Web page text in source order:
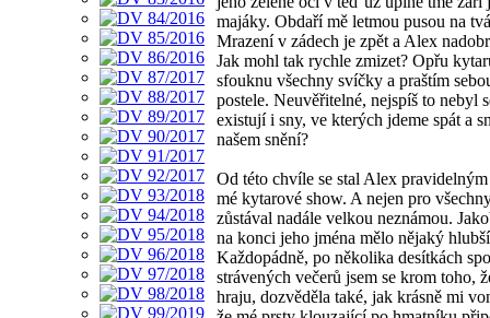
majáky. Obdaří mě letmou pusou na
Mrazení v zádech je zpět a Alex
Jak mohl tak rychle zmizet? Opřu
sfouknu všechny svíčky a praštím
postele. Neuvěřitelné, nejspíš to nebyl
existují i sny, ve kterých jdeme spát a
našem snění?
Od této chvíle se stal Alex pravidelným
mé kytarové show. A nejen pro
zůstával nadále velkou neznámou.
na konci jeho jména mělo nějaký
Každopádně, po několika desítkách
strávených večerů jsem se krom toho,
hraju, dozvěděla také, jak krásně mi